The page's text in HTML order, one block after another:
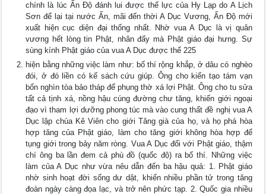
chính là lúc Ấn Ðộ đánh lui được thế lực của Hy Lạp do A Lịch
Sơn để lại tại nước Ấn, mãi đến thời A Dục Vương, Ấn Ðộ mới
xuất hiện cục diện đại thống nhất. Nhờ vua A Dục là vị quân
vương hết lòng tin Phật, nhân đấy mà Phật giáo đại hưng. Sự
sùng kính Phật giáo của vua A Dục được thể 225
hiện bằng những việc làm như: bố thí rộng khắp, ở dâu có nghèo
đói, ở đó liền có kế sách cứu giúp. Ông cho kiến tạo tám vạn
bốn nghìn tòa bảo tháp để phụng thờ xá lợi Phật. Ông cho tu sửa
tất cả tịnh xá, nồng hậu cúng đường chư tăng, khiến giới ngoại
đạo vì tham lợi dưỡng phong túc mà vào cung thất đề nghị vua A
Dục lập chùa Kê Viên cho giới Tăng già của họ, và họ phá hòa
hợp tăng của Phật giáo, làm cho tăng giới không hòa hợp để
tụng giới trong bảy năm ròng. Vua A Dục đối với Phật giáo, thậm
chí ông ba lần đem cả phù đồ (quốc độ) ra bố thí. Những việc
làm của A Dục như vừa nêu dẫn đến ba hậu quả: 1. Phật giáo
nhờ sinh hoạt đời sống dư dật, khiến nhiều phần tử trong tăng
đoàn ngày càng đọa lạc, và trở nên phức tạp. 2. Quốc gia nhiều